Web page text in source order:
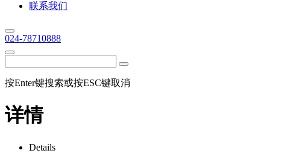
联系我们
024-78710888
按Enter键搜索或按ESC键取消
详情
Details